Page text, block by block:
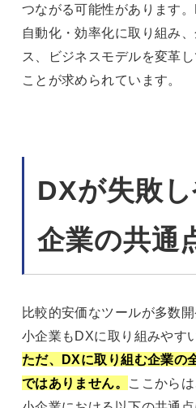
つながる可能性があります
自動化・効率化に取り組み
ス、ビジネスモデルを変革
ことが求められています。
DXが失敗
企業の共通
比較的安価なツールが多数
小企業もDXに取り組みやす
ただ、DXに取り組む企業の
ではありません。
ここから